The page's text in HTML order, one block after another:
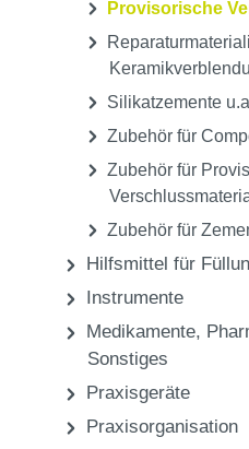
Provisorische
Silikatzemente
Zubehör für
Zubehör für
Zubehör für
Hilfsmittel für
Instrumente
Medikamente,
Sonstiges
Praxisgeräte
Praxisorganisation